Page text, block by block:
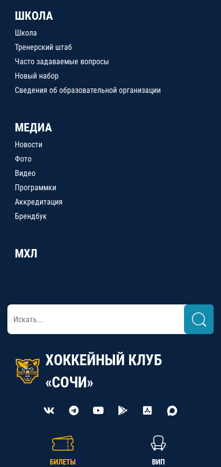
ШКОЛА
Школа
Тренерский штаб
Часто задаваемые вопросы
Новый набор
Сведения об образовательной организации
МЕДИА
Новости
Фото
Видео
Программки
Аккредитация
Брендбук
МХЛ
ХОККЕЙНЫЙ КЛУБ
«СОЧИ»
БИЛЕТЫ ВИП